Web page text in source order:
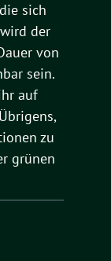
sich
der
von
sein.
auf
zu
grünen